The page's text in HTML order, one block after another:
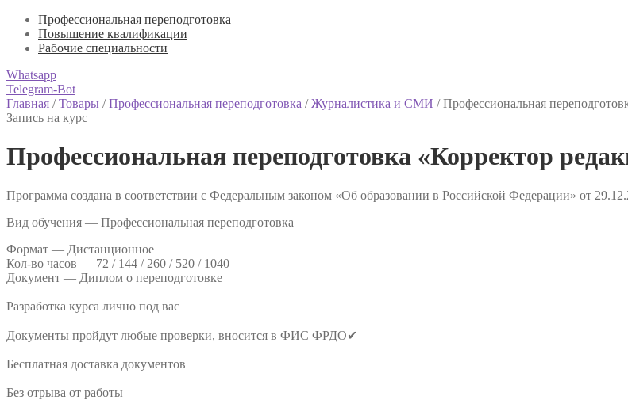
Профессиональная переподготовка
Повышение квалификации
Рабочие специальности
Whatsapp
Telegram-Bot
Главная /Товары /Профессиональная переподготовка /Журналистика и СМИ /Профессиональная
Запись на курс
Профессиональная переподготовка «Корректор
Программа создана в соответствии с Федеральным законом «Об образовании в Российской Федерации» от
Вид обучения — Профессиональная переподготовка
Формат — Дистанционное
Кол-во часов — 72 / 144 / 260 / 520 / 1040
Документ — Диплом о переподготовке
Разработка курса лично под вас
Документы пройдут любые проверки, вносится в ФИС ФРДО✔
Бесплатная доставка документов
Без отрыва от работы